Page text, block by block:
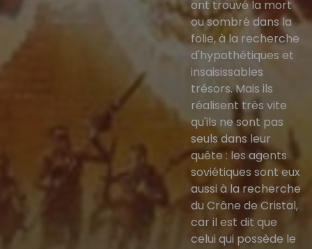
ont trouvé la mort
ou sombré dans la
folie, à la recherche
d'hypothétiques et
insaisissables
trésors. Mais ils
réalisent très vite
qu'ils ne sont pas
seuls dans leur
quête : les agents
soviétiques sont eux
aussi à la recherche
du Crâne de Cristal,
car il est dit que
celui qui possède le